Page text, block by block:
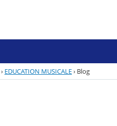
› EDUCATION MUSICALE› Blog